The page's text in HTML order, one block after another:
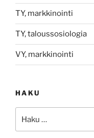
TY, markkinointi
TY, taloussosiologia
VY, markkinointi
HAKU